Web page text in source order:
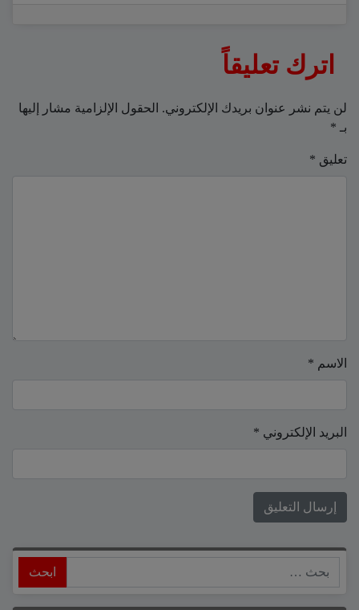
اترك تعليقاً
لن يتم نشر عنوان بريدك الإلكتروني. الحقول الإلزامية مشار إليها
بـ *
تعليق *
الاسم *
البريد الإلكتروني *